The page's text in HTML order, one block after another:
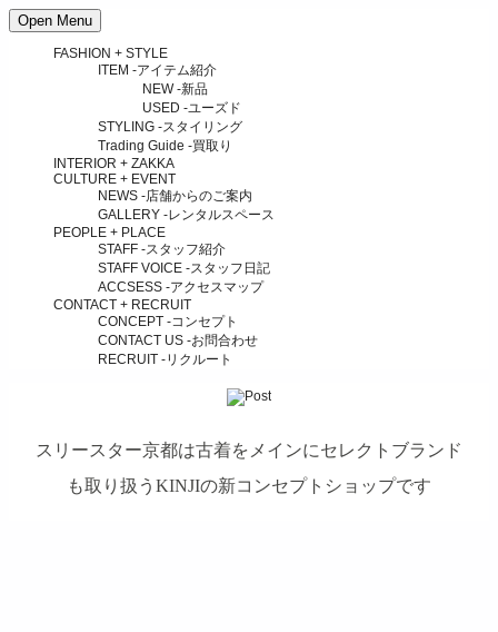
Open Menu
FASHION + STYLE
ITEM -アイテム紹介
NEW-新品
USED -ユーズド
STYLING -スタイリング
Trading Guide -買取り
INTERIOR + ZAKKA
CULTURE + EVENT
NEWS -店舗からのご案内
GALLERY -レンタルスペース
PEOPLE + PLACE
STAFF -スタッフ紹介
STAFF VOICE -スタッフ日記
ACCSESS -アクセスマップ
CONTACT + RECRUIT
CONCEPT -コンセプト
CONTACT US -お問合わせ
RECRUIT -リクルート
スリースター京都は古着をメインにセレクトブランド
も取り扱うKINJIの新コンセプトショップです